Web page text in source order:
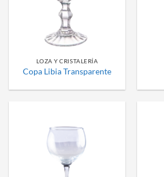
LOZA Y CRISTALERÍA
Copa Libia Transparente